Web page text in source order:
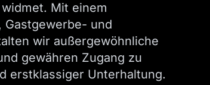
Mit einem
Gastgewerbe- und
wir außergewöhnliche
gewähren Zugang zu
erstklassiger Unterhaltung.